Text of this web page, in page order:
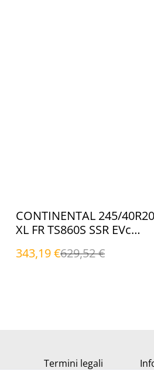
%
CONTINENTAL 245/
XL FR TS860S SSR EVc
343,19 €629,52 €
Termini legali